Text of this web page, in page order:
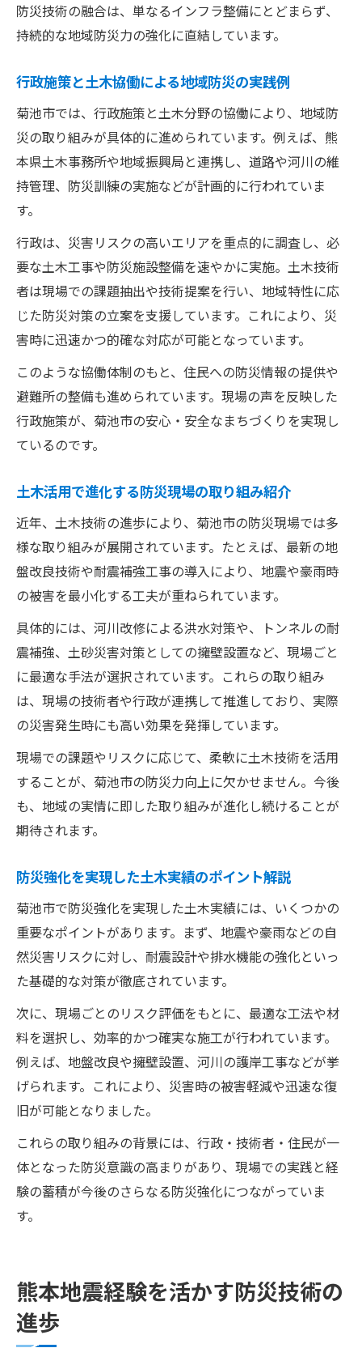
防災技術の融合は、単なるインフラ整備にとどまらず、
持続的な地域防災力の強化に直結しています。
行政施策と土木協働による地域防災の実践例
菊池市では、行政施策と土木分野の協働により、地域防
災の取り組みが具体的に進められています。例えば、熊
本県土木事務所や地域振興局と連携し、道路や河川の維
持管理、防災訓練の実施などが計画的に行われていま
す。
行政は、災害リスクの高いエリアを重点的に調査し、必
要な土木工事や防災施設整備を速やかに実施。土木技術
者は現場での課題抽出や技術提案を行い、地域特性に応
じた防災対策の立案を支援しています。これにより、災
害時に迅速かつ的確な対応が可能となっています。
このような協働体制のもと、住民への防災情報の提供や
避難所の整備も進められています。現場の声を反映した
行政施策が、菊池市の安心・安全なまちづくりを実現し
ているのです。
土木活用で進化する防災現場の取り組み紹介
近年、土木技術の進歩により、菊池市の防災現場では多
様な取り組みが展開されています。たとえば、最新の地
盤改良技術や耐震補強工事の導入により、地震や豪雨時
の被害を最小化する工夫が重ねられています。
具体的には、河川改修による洪水対策や、トンネルの耐
震補強、土砂災害対策としての擁壁設置など、現場ごと
に最適な手法が選択されています。これらの取り組み
は、現場の技術者や行政が連携して推進しており、実際
の災害発生時にも高い効果を発揮しています。
現場での課題やリスクに応じて、柔軟に土木技術を活用
することが、菊池市の防災力向上に欠かせません。今後
も、地域の実情に即した取り組みが進化し続けることが
期待されます。
防災強化を実現した土木実績のポイント解説
菊池市で防災強化を実現した土木実績には、いくつかの
重要なポイントがあります。まず、地震や豪雨などの自
然災害リスクに対し、耐震設計や排水機能の強化といっ
た基礎的な対策が徹底されています。
次に、現場ごとのリスク評価をもとに、最適な工法や材
料を選択し、効率的かつ確実な施工が行われています。
例えば、地盤改良や擁壁設置、河川の護岸工事などが挙
げられます。これにより、災害時の被害軽減や迅速な復
旧が可能となりました。
これらの取り組みの背景には、行政・技術者・住民が一
体となった防災意識の高まりがあり、現場での実践と経
験の蓄積が今後のさらなる防災強化につながっていま
す。
熊本地震経験を活かす防災技術の
進歩